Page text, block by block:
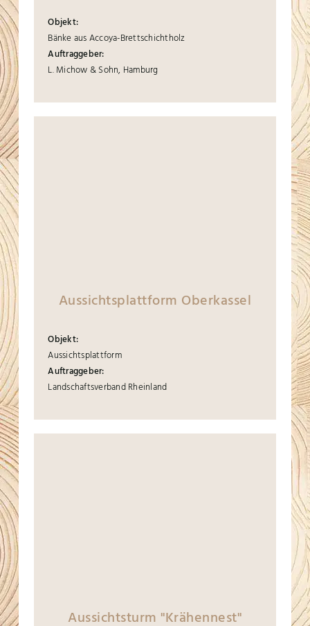
Objekt:
Bänke aus Accoya-Brettschichtholz
Auftraggeber:
L. Michow & Sohn, Hamburg
Aussichtsplattform Oberkassel
Objekt:
Aussichtsplattform
Auftraggeber:
Landschaftsverband Rheinland
Aussichtsturm "Krähennest"